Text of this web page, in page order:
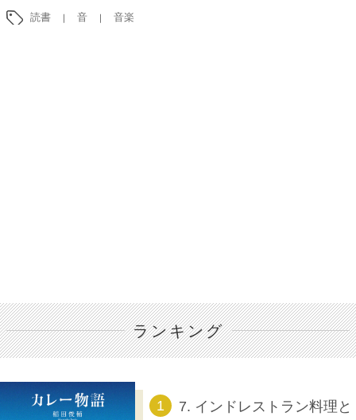
読書 音 音楽
ランキング
7. インドレストラン料理と